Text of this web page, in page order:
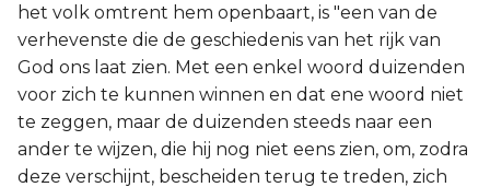
het volk omtrent hem openbaart, is "een van de
verhevenste die de geschiedenis van het rijk van
God ons laat zien. Met een enkel woord duizenden
voor zich te kunnen winnen en dat ene woord niet
te zeggen, maar de duizenden steeds naar een
ander te wijzen, die hij nog niet eens zien, om, zodra
deze verschijnt, bescheiden terug te treden, zich